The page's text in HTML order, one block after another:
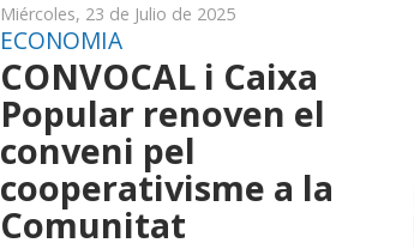
Miércoles, 23 de Julio de 2025
ECONOMIA
CONVOCAL i Caixa
Popular renoven el
conveni pel
cooperativisme a la
Comunitat